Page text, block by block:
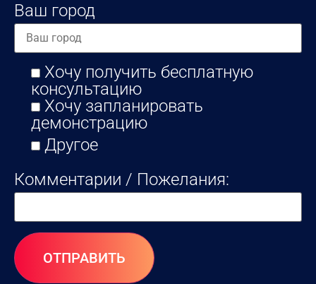
Ваш город
Хочу получить бесплатную
консультацию
Хочу запланировать
демонстрацию
Другое
Комментарии / Пожелания: